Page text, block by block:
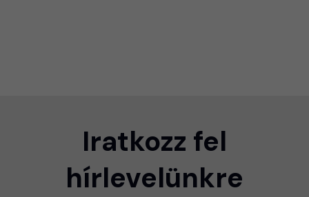
Iratkozz fel
hírlevelünkre